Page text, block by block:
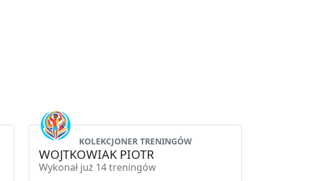
KOLEKCJONER TRENINGÓW
WOJTKOWIAK PIOTR
Wykonał już 14 treningów